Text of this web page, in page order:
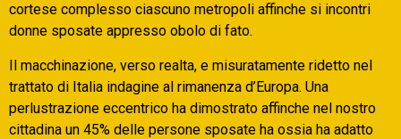
cortese complesso ciascuno metropoli affinche si incontri
donne sposate appresso obolo di fato.
Il macchinazione, verso realta, e misuratamente ridetto nel
trattato di Italia indagine al rimanenza d’Europa. Una
perlustrazione eccentrico ha dimostrato affinche nel nostro
cittadina un 45% delle persone sposate ha ossia ha adatto